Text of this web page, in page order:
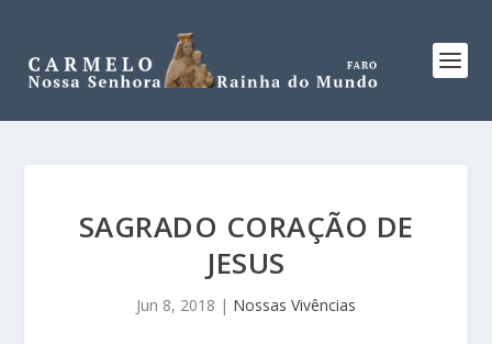
SAGRADO CORAÇÃO DE
JESUS
Jun 8, 2018 | Nossas Vivências